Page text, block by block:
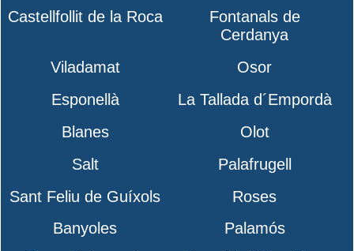
Castellfollit de la Roca
Fontanals de
Cerdanya
Viladamat
Osor
Esponellà
La Tallada d´Empordà
Blanes
Olot
Salt
Palafrugell
Sant Feliu de Guíxols
Roses
Banyoles
Palamós